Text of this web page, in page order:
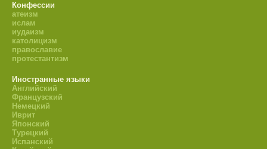
Конфессии
атеизм
ислам
иудаизм
католицизм
православие
протестантизм
Иностранные языки
Английский
Французский
Немецкий
Иврит
Японский
Турецкий
Испанский